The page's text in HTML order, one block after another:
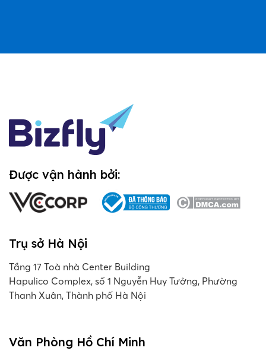
Được vận hành bởi:
Trụ sở Hà Nội
Tầng 17 Toà nhà Center Building
Hapulico Complex, số 1 Nguyễn Huy Tưởng, Phường
Thanh Xuân, Thành phố Hà Nội
Văn Phòng Hồ Chí Minh